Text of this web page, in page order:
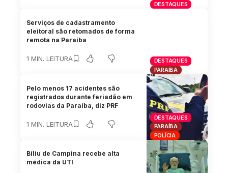
DESTAQUES
DESTAQUES
PARAÍBA
Serviços de cadastramento
eleitoral são retomados de forma
remota na Paraíba
1 MIN. LEITURA
DESTAQUES
PARAÍBA
POLÍCIA
Pelo menos 17 acidentes são
registrados durante feriadão em
rodovias da Paraíba, diz PRF
1 MIN. LEITURA
Biliu de Campina recebe alta
médica da UTI